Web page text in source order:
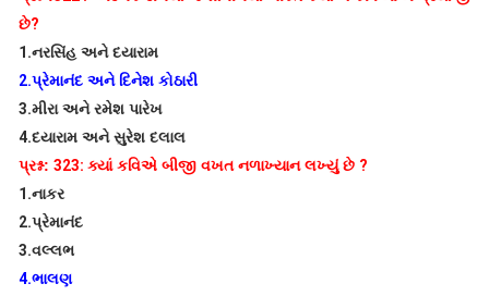
છે?
1.નરસિંહ અને દયારામ
2.પ્રેમાનંદ અને દિનેશ કોઠારી
3.મીરા અને રમેશ પારેખ
4.દયારામ અને સુરેશ દલાલ
પ્રશ્ન: 323: ક્યાં કવિએ બીજી વખત નળાખ્યાન લખ્યું છે ?
1.નાકર
2.પ્રેમાનંદ
3.વલ્લભ
4.ભાલણ